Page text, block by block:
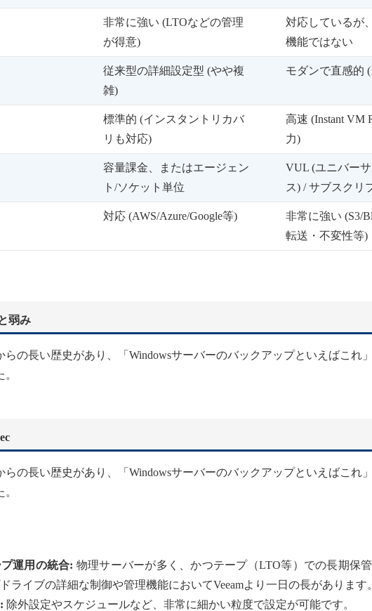
非常に強い (LTOなどの管理
が得意)
対応しているが
機能ではない
従来型の詳細設定型 (やや複
雑)
モダンで直感的
標準的 (インスタントリカバ
リも対応)
高速 (Instant VM
力)
容量課金、またはエージェン
ト/ソケット単位
VUL (ユニバー
ス) / サブスクリ
対応 (AWS/Azure/Google等)
非常に強い (S3/
転送・不変性等)
弱み
らの長い歴史があり、「Windowsサーバーのバックアップといえばこれ
らの長い歴史があり、「Windowsサーバーのバックアップといえばこれ
運用の統合: 物理サーバーが多く、かつテープ（LTO等）での長期保
ライブの詳細な制御や管理機能においてVeeamより一日の長があります。
除外設定やスケジュールなど、非常に細かい粒度で設定が可能です。